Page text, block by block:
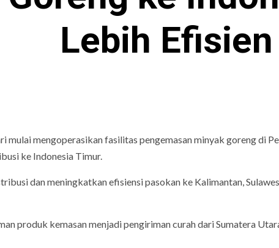
Lebih Efisien
mulai mengoperasikan fasilitas pengemasan minyak goreng di
ke Indonesia Timur.
dan meningkatkan efisiensi pasokan ke Kalimantan,
produk kemasan menjadi pengiriman curah dari Sumatera